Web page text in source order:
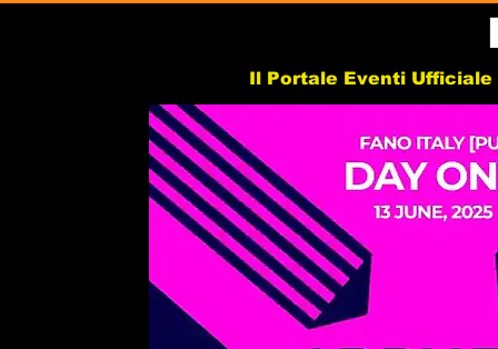
Il Portale Eventi